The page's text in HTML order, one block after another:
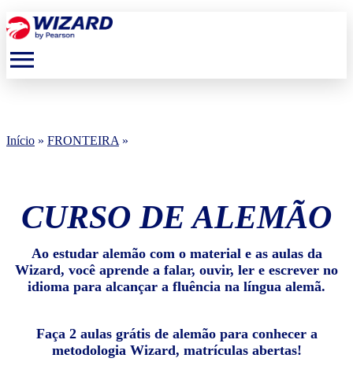
menu
Início » FRONTEIRA »
CURSO DE ALEMÃO
Ao estudar alemão com o material e as aulas da
Wizard, você aprende a falar, ouvir, ler e escrever no
idioma para alcançar a fluência na língua alemã.
Faça 2 aulas grátis de alemão para conhecer a
metodologia Wizard, matrículas abertas!